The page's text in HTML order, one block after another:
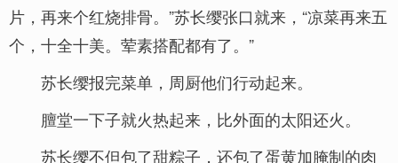
片，再来个红烧排骨。”苏长缨张口就来，“凉菜再来五
个，十全十美。荤素搭配都有了。”
苏长缨报完菜单，周厨他们行动起来。
膻堂一下子就火热起来，比外面的太阳还火。
苏长缨不但包了甜粽子，还包了蛋黄加腌制的肉